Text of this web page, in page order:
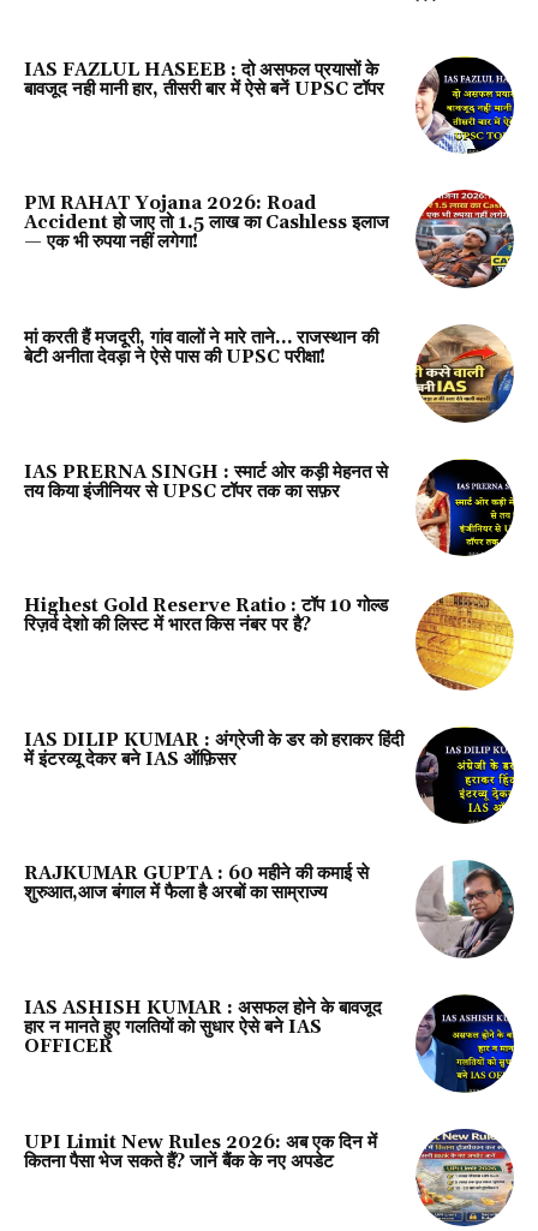
IAS FAZLUL HASEEB : दो असफल प्रयासों के
बावजूद नही मानी हार, तीसरी बार में ऐसे बनें UPSC टॉपर
PM RAHAT Yojana 2026: Road
Accident हो जाए तो ₹1.5 लाख का Cashless इलाज
— एक भी रुपया नहीं लगेगा!
मां करती हैं मजदूरी, गांव वालों ने मारे ताने… राजस्थान की
बेटी अनीता देवड़ा ने ऐसे पास की UPSC परीक्षा!
IAS PRERNA SINGH : स्मार्ट ओर कड़ी मेहनत से
तय किया इंजीनियर से UPSC टॉपर तक का सफ़र
Highest Gold Reserve Ratio : टॉप 10 गोल्ड
रिज़र्व देशो की लिस्ट में भारत किस नंबर पर है?
IAS DILIP KUMAR : अंग्रेजी के डर को हराकर हिंदी
में इंटरव्यू देकर बने IAS ऑफ़िसर
RAJKUMAR GUPTA : ₹60 महीने की कमाई से
शुरुआत,आज बंगाल में फैला है अरबों का साम्राज्य
IAS ASHISH KUMAR : असफल होने के बावजूद
हार न मानते हुए गलतियों को सुधार ऐसे बने IAS
OFFICER
UPI Limit New Rules 2026: अब एक दिन में
कितना पैसा भेज सकते हैं? जानें बैंक के नए अपडेट